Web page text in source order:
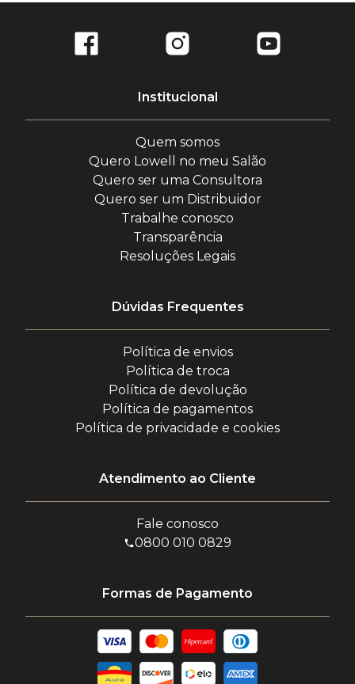
Máscara Diária Regeneradora Ends 200ml
Sérum Extrarregenerador de Pontas Ends
saudáveis! Combate pontas duplas e quebra com
uma fórmula rica em tecnologia.
1 Sérum Extrarregenerador de Pontas Ends 100ml
Institucional
Quem somos
Quero Lowell no meu Salão
Quero ser uma Consultora
Quero ser um Distribuidor
Trabalhe conosco
Transparência
Resoluções Legais
Dúvidas Frequentes
Política de envios
Política de troca
Política de devolução
Política de pagamentos
Política de privacidade e cookies
Atendimento ao Cliente
Fale conosco
0800 010 0829
Formas de Pagamento